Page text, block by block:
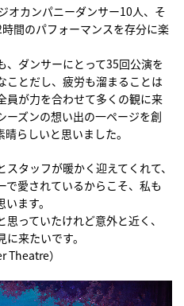
オカンパニーダンサー10人、そ
間のパフォーマンスを存分に楽
、ダンサーにとって35回公演を
ことだし、疲労も溜まることは
員が力を合わせて多くの観に来
ーズンの想い出の一ページを創
らしいと思いました。
タッフが暖かく迎えてくれて、
で愛されているからこそ、私も
ます。
っていたけれど意外と近く、
来たいです。
Theatre）